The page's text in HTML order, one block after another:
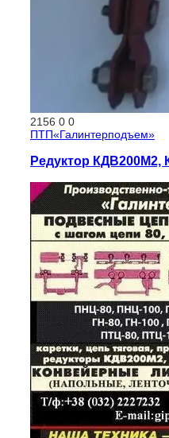
2156 0 0
ПТП«Галинтерподъем»
Редуктор